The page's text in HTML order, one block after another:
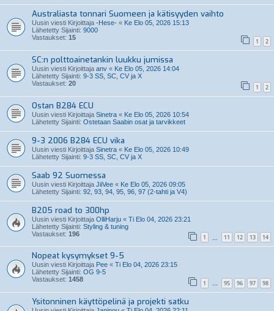
Australiasta tonnari Suomeen ja kätisyyden vaihto
Uusin viesti Kirjoittaja -Hese- « Ke Elo 05, 2026 15:13
Lähetetty Sijainti: 9000
Vastaukset: 15 1 2
SC:n polttoainetankin luukku jumissa
Uusin viesti Kirjoittaja anv « Ke Elo 05, 2026 14:04
Lähetetty Sijainti: 9-3 SS, SC, CV ja X
Vastaukset: 20 1 2
Ostan B284 ECU
Uusin viesti Kirjoittaja Sinetra « Ke Elo 05, 2026 10:54
Lähetetty Sijainti: Ostetaan Saabin osat ja tarvikkeet
9-3 2006 B284 ECU vika
Uusin viesti Kirjoittaja Sinetra « Ke Elo 05, 2026 10:49
Lähetetty Sijainti: 9-3 SS, SC, CV ja X
Saab 92 Suomessa
Uusin viesti Kirjoittaja JiiVee « Ke Elo 05, 2026 09:05
Lähetetty Sijainti: 92, 93, 94, 95, 96, 97 (2-tahti ja V4)
B205 road to 300hp
Uusin viesti Kirjoittaja OlliHarju « Ti Elo 04, 2026 23:21
Lähetetty Sijainti: Styling & tuning
Vastaukset: 196 1 11 12 13 14
Nopeat kysymykset 9-5
Uusin viesti Kirjoittaja Pee « Ti Elo 04, 2026 23:15
Lähetetty Sijainti: OG 9-5
Vastaukset: 1458 1 … 95 96 97 98
Ysitonninen käyttöpelinä ja projekti satku